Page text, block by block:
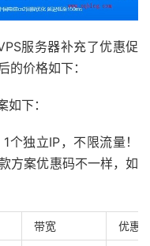
服务器补充了优惠促
的价格如下：
下：
独立IP，不限流量！
方案优惠码不一样，如
带宽 优惠